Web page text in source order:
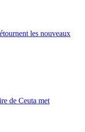
les nouveaux
de Ceuta met